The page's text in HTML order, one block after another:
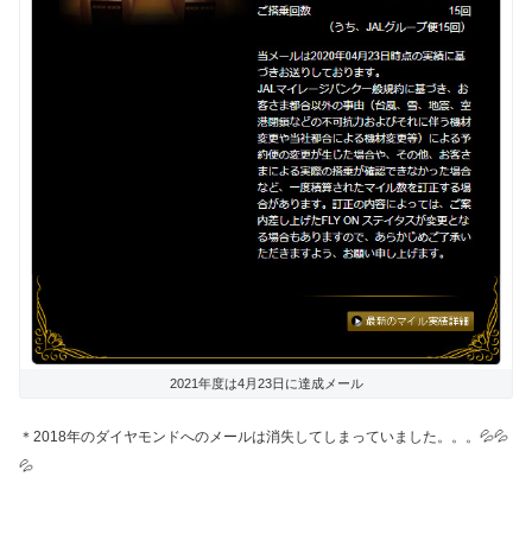
2021年度は4月23日に達成メール
＊2018年のダイヤモンドへのメールは消失してしまっていました。。。💦💦
💦